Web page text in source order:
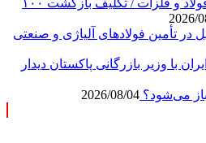
2026/
تأمین فولادهای آلیاژی و صنعتی
با وزیر بازرگانی پاکستان دیدار
می‌شود؟ 2026/08/04